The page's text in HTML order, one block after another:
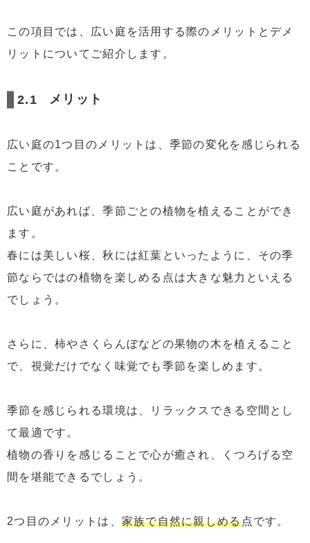
この項目では、広い庭を活用する際のメリットとデメ
リットについてご紹介します。
メリット
広い庭の1つ目のメリットは、季節の変化を感じられる
ことです。
広い庭があれば、季節ごとの植物を植えることができ
ます。
春には美しい桜、秋には紅葉といったように、その季
節ならではの植物を楽しめる点は大きな魅力といえる
でしょう。
さらに、柿やさくらんぼなどの果物の木を植えること
で、視覚だけでなく味覚でも季節を楽しめます。
季節を感じられる環境は、リラックスできる空間とし
て最適です。
植物の香りを感じることで心が癒され、くつろげる空
間を堪能できるでしょう。
2つ目のメリットは、 家族で自然に親しめる点です。